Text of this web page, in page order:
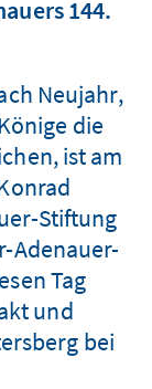
144.
Neujahr,
die
ist am
Stiftung
Adenauer-
Tag
und
bei